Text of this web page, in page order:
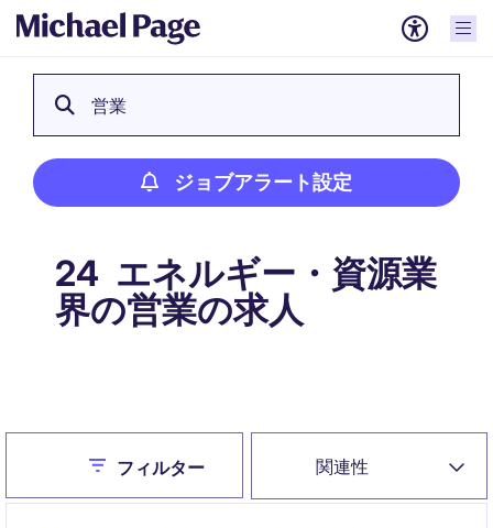
営業
ジョブアラート設定
24 エネルギー・資源業
界の営業の求人
関連性
Closeフィルター